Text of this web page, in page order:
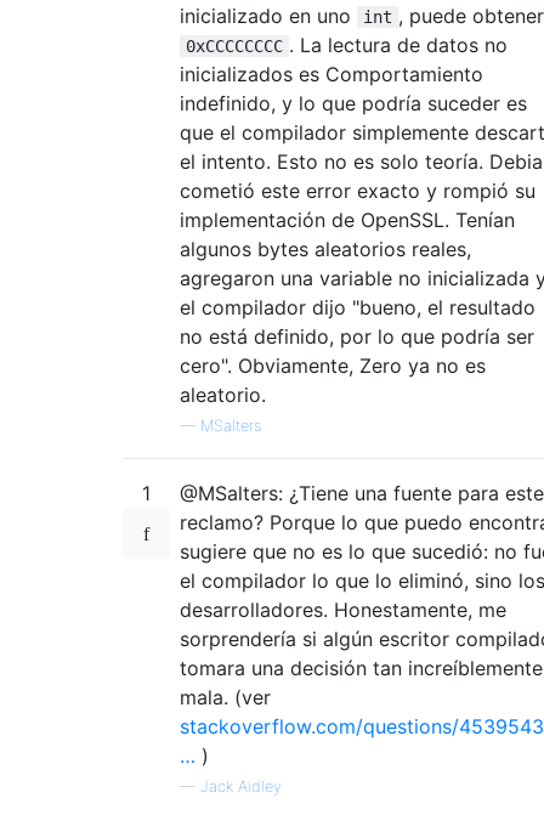
inicializado en uno
int , puede obtener
0xCCCCCCCC . La lectura de datos no
inicializados es Comportamiento
indefinido, y lo que podría suceder es
que el compilador simplemente
el intento. Esto no es solo teoría.
cometió este error exacto y rompió su
implementación de OpenSSL. Tenían
algunos bytes aleatorios reales,
agregaron una variable no inicializada
el compilador dijo "bueno, el resultado
no está definido, por lo que podría ser
cero". Obviamente, Zero ya no es
aleatorio.
— MSalters
1
@MSalters: ¿Tiene una fuente para este
reclamo? Porque lo que puedo
sugiere que no es lo que sucedió: no
el compilador lo que lo eliminó, sino los
desarrolladores. Honestamente, me
sorprendería si algún escritor
tomara una decisión tan increíblemente
mala. (ver
stackoverflow.com/questions/
… )
— Jack Aidley